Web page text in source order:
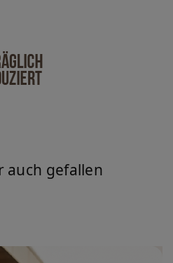
auch gefallen